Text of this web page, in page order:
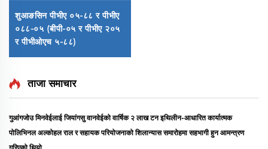
शुआङसिन पीभीए ०५-८८ र पीभीए
०८८-०५ (बीपी-०५ र पीभीए २०५
र पीभीओएच ५-८८)
ताजा समाचार
गुआंगजोउ मिनवेईलाई जियांगसु वानवेईको वार्षिक २ लाख टन इथिलीन-आधारित कार्यात्मक
पोलिभिनल अल्कोहल राल र सहायक परियोजनाको शिलान्यास समारोहमा सहभागी हुन आमन्त्रण